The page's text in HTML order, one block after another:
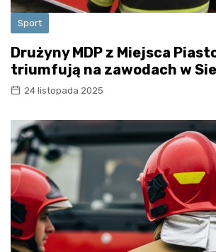
Sport
Drużyny MDP z Miejsca
triumfują na zawodach w
24 listopada 2025